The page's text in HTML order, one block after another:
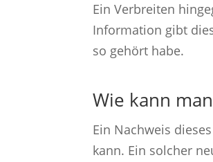
Ein Verbreiten
Information gibt
so gehört habe.
Wie kann
Ein Nachweis
kann. Ein solcher